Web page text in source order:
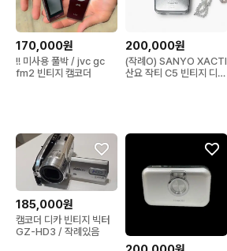
170,000원
!! 미사용 풀박 / jvc gc
fm2 빈티지 캠코더
200,000원
(작례O) SANYO XACTI
산요 작티 C5 빈티지 디카
185,000원
캠코더 디카 빈티지 빅터
GZ-HD3 / 작례있음